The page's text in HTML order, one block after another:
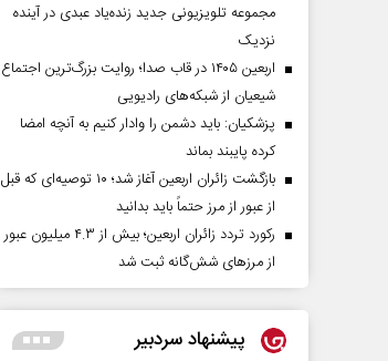
مجموعه تلویزیونی جدید زنده‌یاد عبدی در آینده
نزدیک
اربعین ۱۴۰۵ در قاب صدا؛ روایت بزرگ‌ترین اجتماع
شیعیان از شبکه‌های رادیویی
پزشکیان: باید دشمن را وادار کنیم به آنچه امضا
کرده پایبند بماند
بازگشت زائران اربعین آغاز شد؛ ۱۰ توصیه‌ای که قبل
از عبور از مرز حتماً باید بدانید
رکورد تردد زائران اربعین؛ بیش از ۴.۳ میلیون عبور
از مرزهای شش‌گانه ثبت شد
پیشنهاد سردبیر